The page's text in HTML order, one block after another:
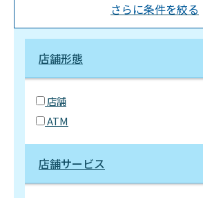
さらに条件を絞る
店舗形態
店舗
ATM
店舗サービス